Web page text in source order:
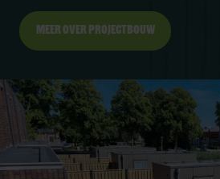
Meer over projectbouw